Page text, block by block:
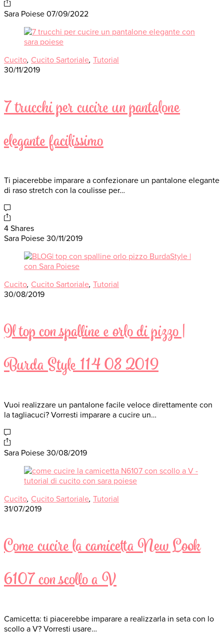
Sara Poiese 07/09/2022
Cucito, Cucito Sartoriale, Tutorial
30/11/2019
7 trucchi per cucire un pantalone
elegante facilissimo
Ti piacerebbe imparare a confezionare un pantalone elegante
di raso stretch con la coulisse per…
4 Shares
Sara Poiese 30/11/2019
Cucito, Cucito Sartoriale, Tutorial
30/08/2019
Il top con spalline e orlo di pizzo |
Burda Style 114 08 2019
Vuoi realizzare un pantalone facile veloce direttamente con
la tagliacuci? Vorresti imparare a cucire un…
Sara Poiese 30/08/2019
Cucito, Cucito Sartoriale, Tutorial
31/07/2019
Come cucire la camicetta New Look
6107 con scollo a V
Camicetta: ti piacerebbe imparare a realizzarla in seta con lo
scollo a V? Vorresti usare…